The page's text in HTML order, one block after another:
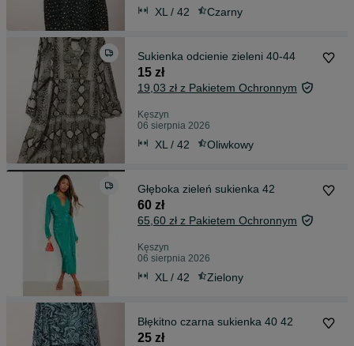
XL / 42 Czarny
Sukienka odcienie zieleni 40-44
15 zł
19,03 zł z Pakietem Ochronnym
Kęszyn
06 sierpnia 2026
XL / 42 Oliwkowy
Głęboka zieleń sukienka 42
60 zł
65,60 zł z Pakietem Ochronnym
Kęszyn
06 sierpnia 2026
XL / 42 Zielony
Błękitno czarna sukienka 40 42
25 zł